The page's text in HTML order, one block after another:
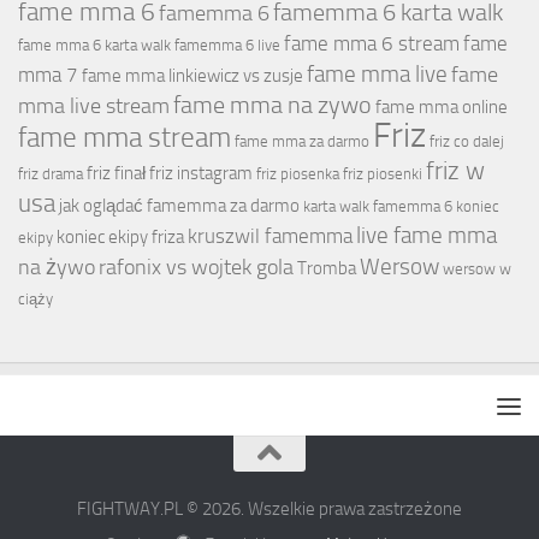
fame mma 6famemma 6famemma 6 karta walk
fame mma 6 karta walk famemma 6 live fame mma 6 stream fame
mma 7 fame mma linkiewicz vs zusje fame mma livefame
mma live streamfame mma na zywo fame mma online
fame mma stream fame mma za darmo Friz friz co dalej
friz drama friz finałfriz instagram friz piosenka friz piosenki friz w
usa jak oglądać famemma za darmo karta walk famemma 6 koniec
ekipy koniec ekipy friza kruszwil famemma live fame mma
na żyworafonix vs wojtek golaTrombaWersow wersow w
ciąży
FIGHTWAY.PL © 2026. Wszelkie prawa zastrzeżone